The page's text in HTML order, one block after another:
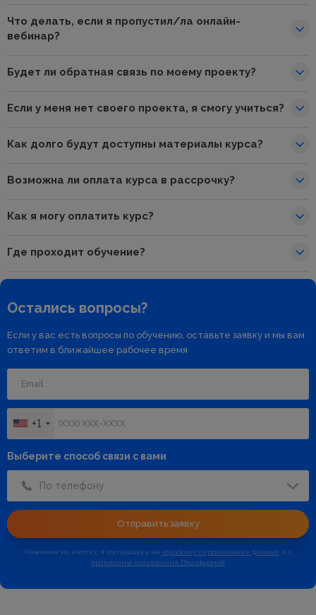
Что делать, если я пропустил/ла онлайн-
вебинар?
Будет ли обратная связь по моему проекту?
Если у меня нет своего проекта, я смогу учиться?
Как долго будут доступны материалы курса?
Возможна ли оплата курса в рассрочку?
Как я могу оплатить курс?
Где проходит обучение?
Остались вопросы?
Если у вас есть вопросы по обучению, оставьте заявку и мы вам
ответим в ближайшее рабочее время
+1
Выберите способ связи с вами
По телефону
Отправить заявку
Нажимая на кнопку, я соглашаюсь на обработку персональных данныхи с
правилами пользования Платформой